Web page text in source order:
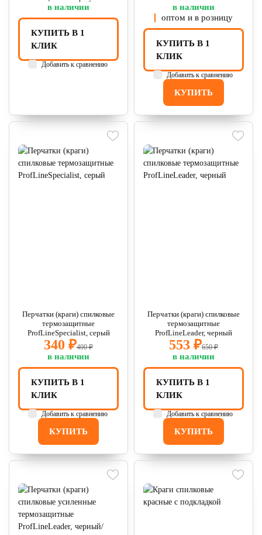
в наличии
КУПИТЬ В 1
КЛИК
Добавить к сравнению
в наличии
оптом и в розницу
КУПИТЬ
КУПИТЬ В 1
КЛИК
Добавить к сравнению
Перчатки (краги) спилковые
термозащитные
ProfLineSpecialist, серый
340 ₽400 ₽
в наличии
КУПИТЬ
КУПИТЬ В 1
КЛИК
Добавить к сравнению
Перчатки (краги) спилковые
термозащитные
ProfLineLeader, черный
553 ₽650 ₽
в наличии
КУПИТЬ
КУПИТЬ В 1
КЛИК
Добавить к сравнению